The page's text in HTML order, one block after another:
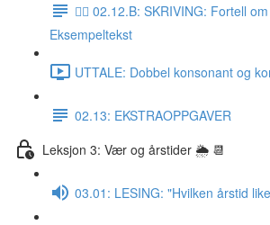
✍🏼 02.12.B: SKRIVING: Fortell
Eksempeltekst
UTTALE: Dobbel konsonant og
02.13: EKSTRAOPPGAVER
Leksjon 3: Vær og årstider 🌦 📆
03.01: LESING: "Hvilken årstid